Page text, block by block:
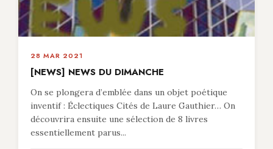
28 MAR 2021
[NEWS] NEWS DU DIMANCHE
On se plongera d’emblée dans un objet poétique
inventif : Éclectiques Cités de Laure Gauthier… On
découvrira ensuite une sélection de 8 livres
essentiellement parus...